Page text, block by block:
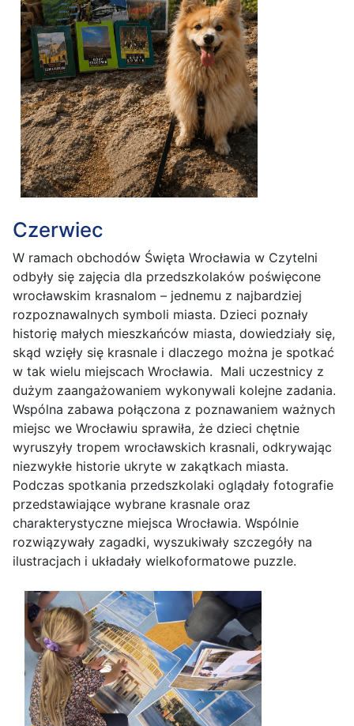
Czerwiec
W ramach obchodów Święta Wrocławia w Czytelni
odbyły się zajęcia dla przedszkolaków poświęcone
wrocławskim krasnalom – jednemu z najbardziej
rozpoznawalnych symboli miasta. Dzieci poznały
historię małych mieszkańców miasta, dowiedziały się,
skąd wzięły się krasnale i dlaczego można je spotkać
w tak wielu miejscach Wrocławia. Mali uczestnicy z
dużym zaangażowaniem wykonywali kolejne zadania.
Wspólna zabawa połączona z poznawaniem ważnych
miejsc we Wrocławiu sprawiła, że dzieci chętnie
wyruszyły tropem wrocławskich krasnali, odkrywając
niezwykłe historie ukryte w zakątkach miasta.
Podczas spotkania przedszkolaki oglądały fotografie
przedstawiające wybrane krasnale oraz
charakterystyczne miejsca Wrocławia. Wspólnie
rozwiązywały zagadki, wyszukiwały szczegóły na
ilustracjach i układały wielkoformatowe puzzle.